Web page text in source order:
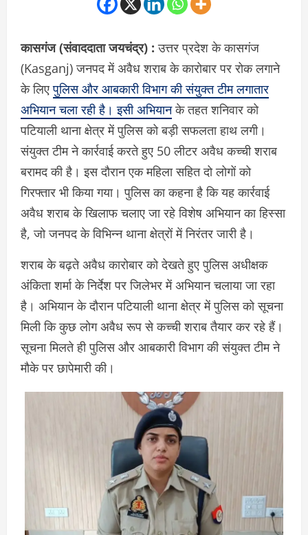
कासगंज (संवाददाता जयचंद्र) :उत्तर प्रदेश के कासगंज
(Kasganj) जनपद में अवैध शराब के कारोबार पर रोक लगाने
के लिएपुलिस और आबकारी विभाग की संयुक्त टीम लगातार
अभियान चला रही है। इसी अभियानके तहत शनिवार को
पटियाली थाना क्षेत्र में पुलिस को बड़ी सफलता हाथ लगी।
संयुक्त टीम ने कार्रवाई करते हुए 50 लीटर अवैध कच्ची शराब
बरामद की है। इस दौरान एक महिला सहित दो लोगों को
गिरफ्तार भी किया गया। पुलिस का कहना है कि यह कार्रवाई
अवैध शराब के खिलाफ चलाए जा रहे विशेष अभियान का हिस्सा
है, जो जनपद के विभिन्न थाना क्षेत्रों में निरंतर जारी है।
शराब के बढ़ते अवैध कारोबार को देखते हुए पुलिस अधीक्षक
अंकिता शर्मा के निर्देश पर जिलेभर में अभियान चलाया जा रहा
है। अभियान के दौरान पटियाली थाना क्षेत्र में पुलिस को सूचना
मिली कि कुछ लोग अवैध रूप से कच्ची शराब तैयार कर रहे हैं।
सूचना मिलते ही पुलिस और आबकारी विभाग की संयुक्त टीम ने
मौके पर छापेमारी की।